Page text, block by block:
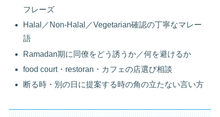
フレーズ
Halal／Non-Halal／Vegetarian確認の丁寧なマレー
語
Ramadan期に同僚をどう誘うか／何を避けるか
food court・restoran・カフェの店選び相談
断る時・別の日に提案する時の角の立たない言い方